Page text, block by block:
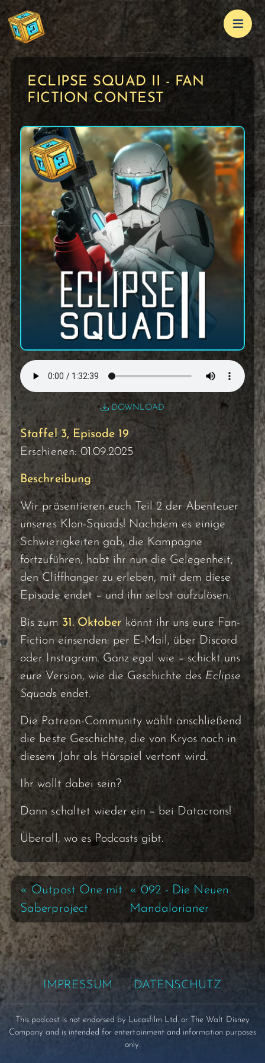
ECLIPSE SQUAD II - FAN
FICTION CONTEST
DOWNLOAD
Staffel 3, Episode 19
Erschienen: 01.09.2025
Beschreibung:
Wir präsentieren euch Teil 2 der Abenteuer
unseres Klon-Squads! Nachdem es einige
Schwierigkeiten gab, die Kampagne
fortzuführen, habt ihr nun die Gelegenheit,
den Cliffhanger zu erleben, mit dem diese
Episode endet – und ihn selbst aufzulösen.
Bis zum 31. Oktober könnt ihr uns eure Fan-
Fiction einsenden: per E-Mail, über Discord
oder Instagram. Ganz egal wie – schickt uns
eure Version, wie die Geschichte des Eclipse
Squads endet.
Die Patreon-Community wählt anschließend
die beste Geschichte, die von Kryos noch in
diesem Jahr als Hörspiel vertont wird.
Ihr wollt dabei sein?
Dann schaltet wieder ein – bei Datacrons!
Überall, wo es Podcasts gibt.
« Outpost One mit
Saberproject
« 092 - Die Neuen
Mandalorianer
IMPRESSUM DATENSCHUTZ
This podcast is not endorsed by Lucasfilm Ltd. or The Walt Disney
Company and is intended for entertainment and information purposes
only.